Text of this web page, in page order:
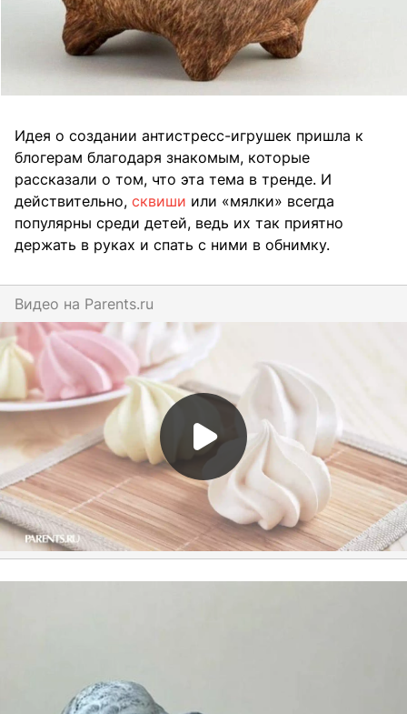
Идея о создании антистресс-игрушек пришла к
блогерам благодаря знакомым, которые
рассказали о том, что эта тема в тренде. И
действительно, сквиши или «мялки» всегда
популярны среди детей, ведь их так приятно
держать в руках и спать с ними в обнимку.
Видео на parents.ru